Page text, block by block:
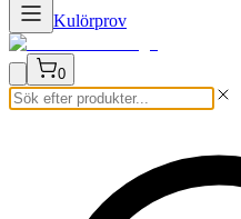
Kulörprov
0